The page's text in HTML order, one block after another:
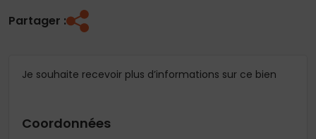
Partager :
Je souhaite recevoir plus d’informations sur ce bien
Coordonnées